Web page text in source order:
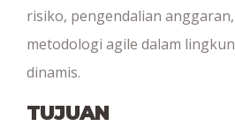
risiko, pengendalian
metodologi agile dalam
dinamis.
TUJUAN